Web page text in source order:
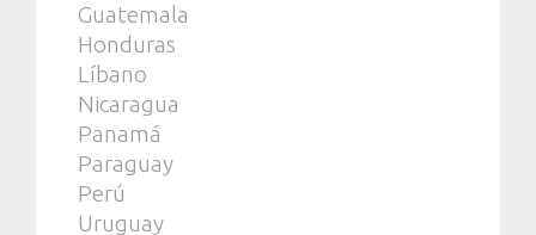
Guatemala
Honduras
Líbano
Nicaragua
Panamá
Paraguay
Perú
Uruguay